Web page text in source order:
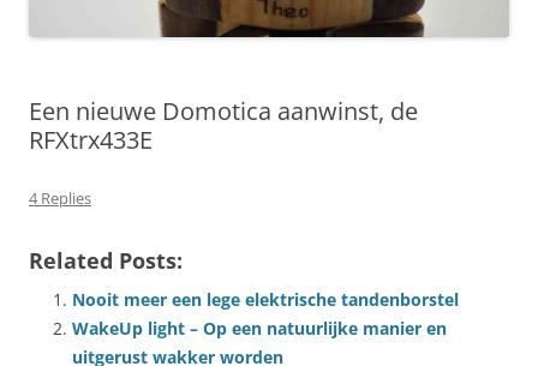
Een nieuwe Domotica aanwinst, de
RFXtrx433E
4 Replies
Related Posts:
Nooit meer een lege elektrische tandenborstel
WakeUp light – Op een natuurlijke manier en
uitgerust wakker worden